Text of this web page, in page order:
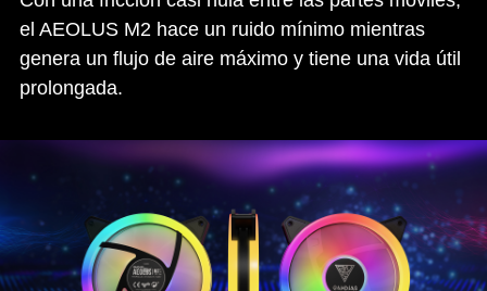
el AEOLUS M2 hace un ruido mínimo mientras
genera un flujo de aire máximo y tiene una vida útil
prolongada.